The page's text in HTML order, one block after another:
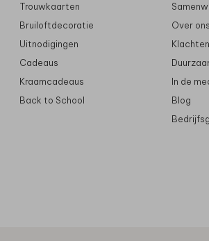
Trouwkaarten
Bruiloftdecoratie
Uitnodigingen
Cadeaus
Kraamcadeaus
Back to School
Over ons
In de
Blog